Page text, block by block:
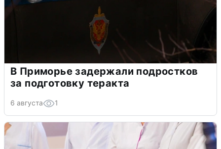
В Приморье задержали подростков
за подготовку теракта
6 августа 1